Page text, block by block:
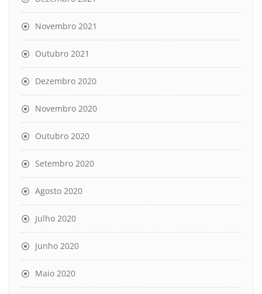
Novembro 2021
Outubro 2021
Dezembro 2020
Novembro 2020
Outubro 2020
Setembro 2020
Agosto 2020
Julho 2020
Junho 2020
Maio 2020